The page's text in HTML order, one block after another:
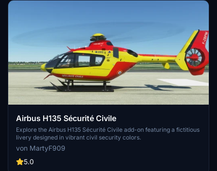
Airbus H135 Sécurité Civile
Explore the Airbus H135 Sécurité Civile add-on featuring a fictitious
livery designed in vibrant civil security colors.
von MartyF909
5.0